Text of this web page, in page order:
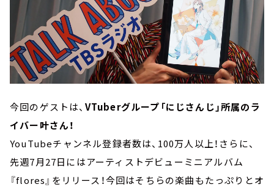
今回のゲストは、 VTuberグループ「にじさんじ」所属のラ
イバー叶さん！
YouTubeチャンネル登録者数は、100万人以上！さらに、
先週7月27日にはアーティストデビューミニアルバム
『flores』をリリース！今回はそちらの楽曲もたっぷりとオ